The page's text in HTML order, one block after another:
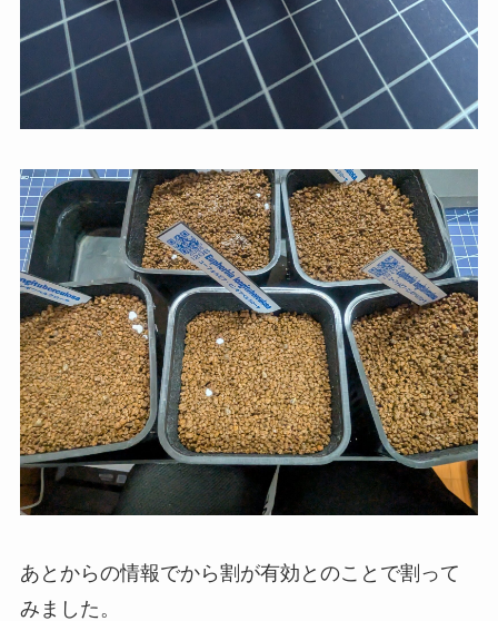
あとからの情報でから割が有効とのことで割って
みました。